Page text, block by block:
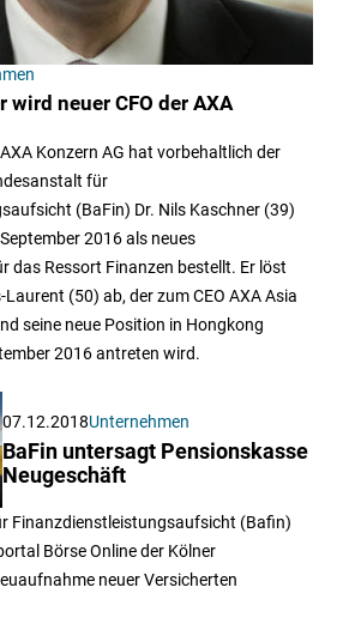
wird neuer CFO der AXA
Konzern AG hat vorbehaltlich der
für
(BaFin) Dr. Nils Kaschner (39)
2016 als neues
das Ressort Finanzen bestellt. Er löst
(50) ab, der zum CEO AXA Asia
seine neue Position in Hongkong
2016 antreten wird.
07.12.2018Unternehmen
BaFin untersagt Pensionskasse
Neugeschäft
Finanzdienstleistungsaufsicht (Bafin)
Börse Online der Kölner
neuer Versicherten